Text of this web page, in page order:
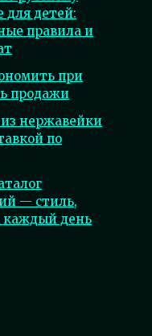
для детей:
правила и
при
продажи
нержавейки
по
— стиль,
каждый день